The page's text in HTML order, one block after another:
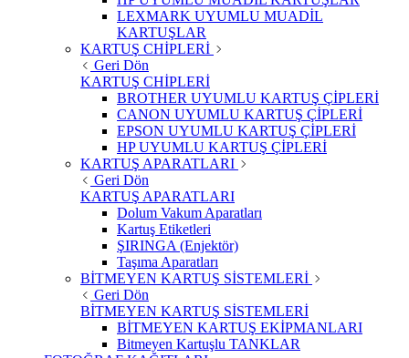
LEXMARK UYUMLU MUADİL
KARTUŞLAR
KARTUŞ CHİPLERİ
Geri Dön
KARTUŞ CHİPLERİ
BROTHER UYUMLU KARTUŞ ÇİPLERİ
CANON UYUMLU KARTUŞ ÇİPLERİ
EPSON UYUMLU KARTUŞ ÇİPLERİ
HP UYUMLU KARTUŞ ÇİPLERİ
KARTUŞ APARATLARI
Geri Dön
KARTUŞ APARATLARI
Dolum Vakum Aparatları
Kartuş Etiketleri
ŞIRINGA (Enjektör)
Taşıma Aparatları
BİTMEYEN KARTUŞ SİSTEMLERİ
Geri Dön
BİTMEYEN KARTUŞ SİSTEMLERİ
BİTMEYEN KARTUŞ EKİPMANLARI
Bitmeyen Kartuşlu TANKLAR